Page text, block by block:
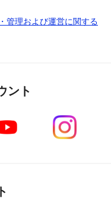
管理および運営に関する
ント